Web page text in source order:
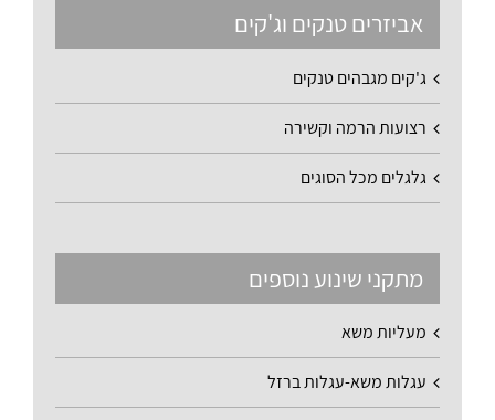
אביזרים טנקים וג'קים
ג'קים מגבהים טנקים
רצועות הרמה וקשירה
גלגלים מכל הסוגים
מתקני שינוע נוספים
מעליות משא
עגלות משא-עגלות ברזל